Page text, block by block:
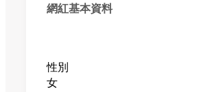
網紅基本資料
性別
女